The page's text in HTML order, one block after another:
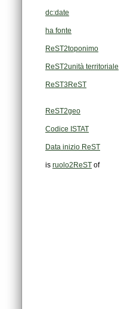
dc:date
ha fonte
ReST2toponimo
ReST2unità territoriale
ReST3ReST
ReST2geo
Codice ISTAT
Data inizio ReST
is ruolo2ReST of